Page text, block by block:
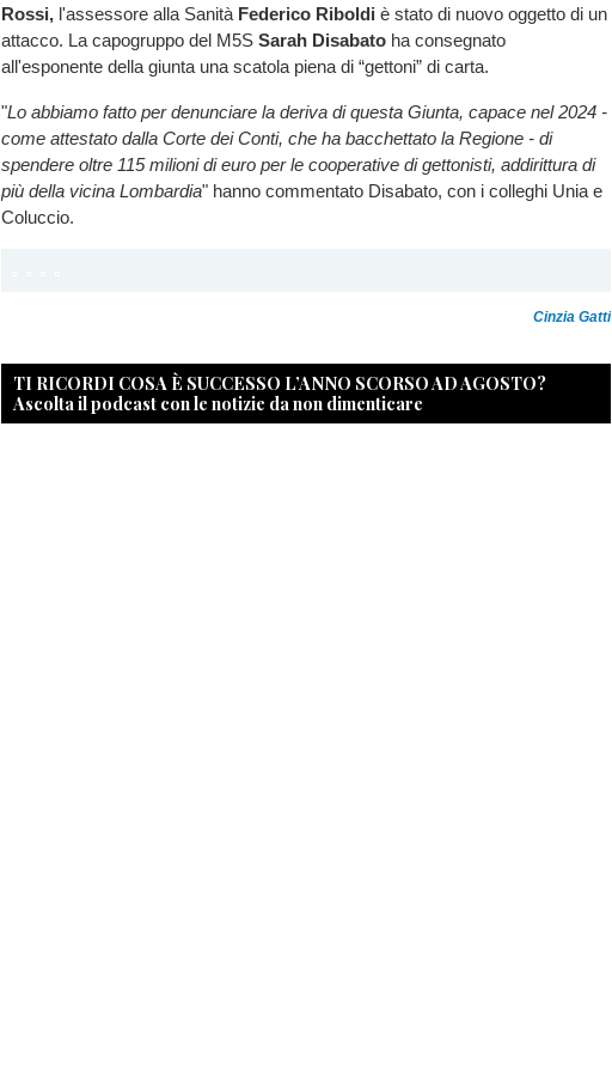
Rossi, l'assessore alla Sanità Federico Riboldi è stato di nuovo oggetto di un
attacco. La capogruppo del M5S Sarah Disabato ha consegnato
all'esponente della giunta una scatola piena di “gettoni” di carta.
"Lo abbiamo fatto per denunciare la deriva di questa Giunta, capace nel 2024 -
come attestato dalla Corte dei Conti, che ha bacchettato la Regione - di
spendere oltre 115 milioni di euro per le cooperative di gettonisti, addirittura di
più della vicina Lombardia" hanno commentato Disabato, con i colleghi Unia e
Coluccio.
Cinzia Gatti
TI RICORDI COSA È SUCCESSO L’ANNO SCORSO AD AGOSTO?
Ascolta il podcast con le notizie da non dimenticare